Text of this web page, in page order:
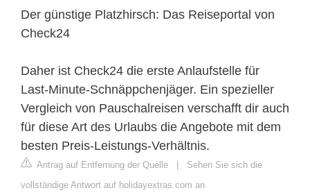
Der günstige Platzhirsch: Das Reiseportal von
Check24
Daher ist Check24 die erste Anlaufstelle für
Last-Minute-Schnäppchenjäger. Ein spezieller
Vergleich von Pauschalreisen verschafft dir auch
für diese Art des Urlaubs die Angebote mit dem
besten Preis-Leistungs-Verhältnis.
Antrag auf Entfernung der Quelle | Sehen Sie sich die
vollständige Antwort auf holidayextras.com an